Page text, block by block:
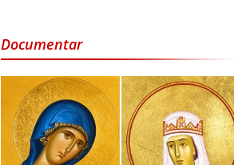
Documentar